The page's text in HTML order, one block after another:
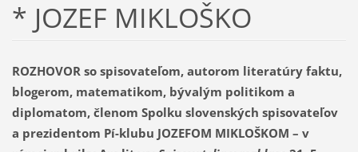
* JOZEF MIKLOŠKO
ROZHOVOR so spisovateľom, autorom literatúry faktu,
blogerom, matematikom, bývalým politikom a
diplomatom, členom Spolku slovenských spisovateľov
a prezidentom Pí-klubu JOZEFOM MIKLOŠKOM – v